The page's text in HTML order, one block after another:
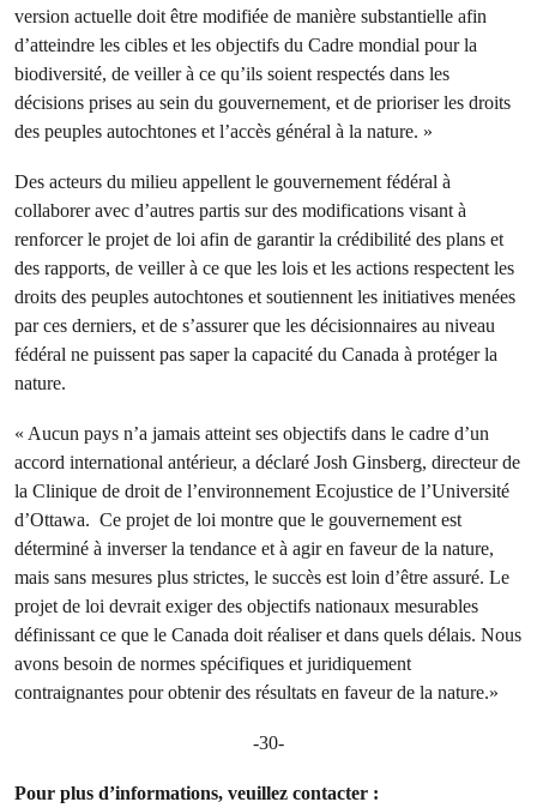
version actuelle doit être modifiée de manière substantielle afin
d’atteindre les cibles et les objectifs du Cadre mondial pour la
biodiversité, de veiller à ce qu’ils soient respectés dans les
décisions prises au sein du gouvernement, et de prioriser les droits
des peuples autochtones et l’accès général à la nature. »
Des acteurs du milieu appellent le gouvernement fédéral à
collaborer avec d’autres partis sur des modifications visant à
renforcer le projet de loi afin de garantir la crédibilité des plans et
des rapports, de veiller à ce que les lois et les actions respectent les
droits des peuples autochtones et soutiennent les initiatives menées
par ces derniers, et de s’assurer que les décisionnaires au niveau
fédéral ne puissent pas saper la capacité du Canada à protéger la
nature.
« Aucun pays n’a jamais atteint ses objectifs dans le cadre d’un
accord international antérieur, a déclaré Josh Ginsberg, directeur de
la Clinique de droit de l’environnement Ecojustice de l’Université
d’Ottawa. Ce projet de loi montre que le gouvernement est
déterminé à inverser la tendance et à agir en faveur de la nature,
mais sans mesures plus strictes, le succès est loin d’être assuré. Le
projet de loi devrait exiger des objectifs nationaux mesurables
définissant ce que le Canada doit réaliser et dans quels délais. Nous
avons besoin de normes spécifiques et juridiquement
contraignantes pour obtenir des résultats en faveur de la nature.»
-30-
Pour plus d’informations, veuillez contacter :